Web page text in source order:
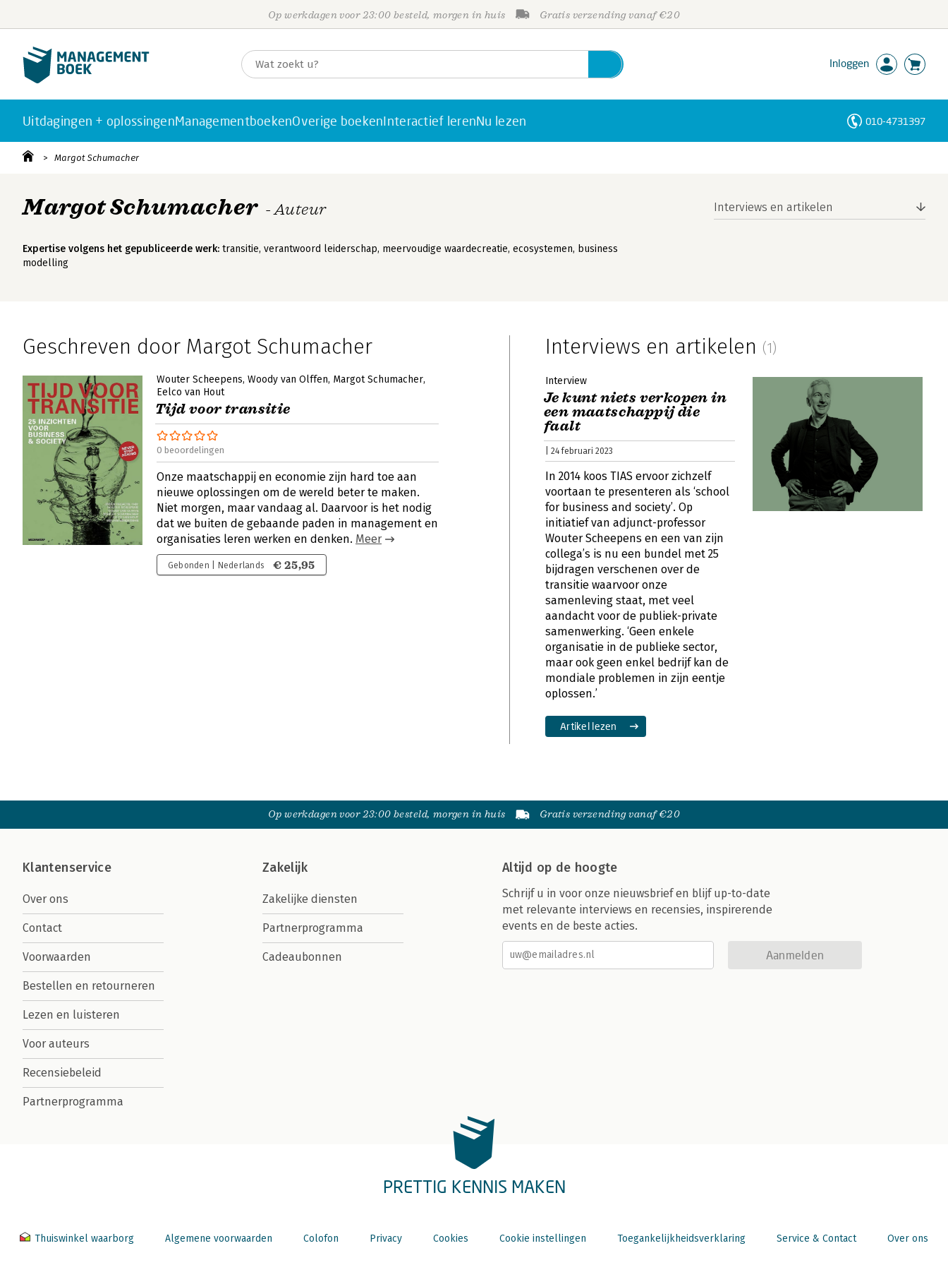
Op werkdagen voor 23:00 besteld, morgen in huis Gratis verzending vanaf €20
Inloggen
Uitdagingen + oplossingenManagementboekenOverige boekenInteractief lerenNu lezen 010-4731397
Margot Schumacher
Margot Schumacher - Auteur
Expertise volgens het gepubliceerde werk: transitie, verantwoord leiderschap, meervoudige waardecreatie, ecosystemen, business
modelling
Interviews en artikelen
Geschreven door Margot Schumacher
Wouter Scheepens Woody van Olffen Margot Schumacher
Eelco van Hout
Tijd voor transitie
0 beoordelingen
Onze maatschappij en economie zijn hard toe aan
nieuwe oplossingen om de wereld beter te maken.
Niet morgen, maar vandaag al. Daarvoor is het nodig
dat we buiten de gebaande paden in management en
organisaties leren werken en denken. Meer
Gebonden | Nederlands € 25,95
Interviews en artikelen (1)
Interview
Je kunt niets verkopen in
een maatschappij die
faalt
| 24 februari 2023
In 2014 koos TIAS ervoor zichzelf
voortaan te presenteren als ‘school
for business and society’. Op
initiatief van adjunct-professor
Wouter Scheepens en een van zijn
collega’s is nu een bundel met 25
bijdragen verschenen over de
transitie waarvoor onze
samenleving staat, met veel
aandacht voor de publiek-private
samenwerking. ‘Geen enkele
organisatie in de publieke sector,
maar ook geen enkel bedrijf kan de
mondiale problemen in zijn eentje
oplossen.’
Artikel lezen
Op werkdagen voor 23:00 besteld, morgen in huis Gratis verzending vanaf €20
Klantenservice
Over ons
Contact
Voorwaarden
Bestellen en retourneren
Lezen en luisteren
Voor auteurs
Recensiebeleid
Partnerprogramma
Zakelijk
Zakelijke diensten
Partnerprogramma
Cadeaubonnen
Altijd op de hoogte
Schrijf u in voor onze nieuwsbrief en blijf up-to-date
met relevante interviews en recensies, inspirerende
events en de beste acties.
Aanmelden
PRETTIG KENNIS MAKEN
Thuiswinkel waarborg Algemene voorwaarden Colofon Privacy Cookies Cookie instellingen Toegankelijkheidsverklaring Service & Contact Over ons
Personen